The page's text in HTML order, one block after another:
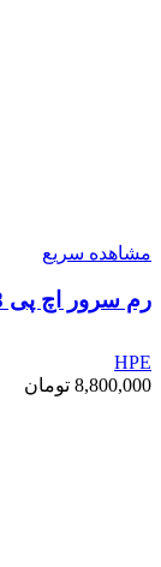
مشاهده سریع
رم سرور اچ پی 840758-091 32GB DDR4-2666
HPE
8,800,000 تومان